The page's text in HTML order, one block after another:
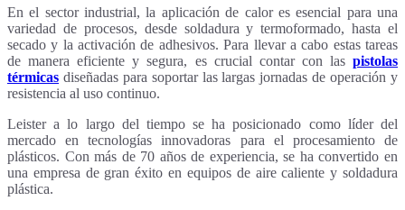
En el sector industrial, la aplicación de calor es esencial para una
variedad de procesos, desde soldadura y termoformado, hasta el
secado y la activación de adhesivos. Para llevar a cabo estas tareas
de manera eficiente y segura, es crucial contar con las pistolas
térmicas diseñadas para soportar las largas jornadas de operación y
resistencia al uso continuo.
Leister a lo largo del tiempo se ha posicionado como líder del
mercado en tecnologías innovadoras para el procesamiento de
plásticos. Con más de 70 años de experiencia, se ha convertido en
una empresa de gran éxito en equipos de aire caliente y soldadura
plástica.